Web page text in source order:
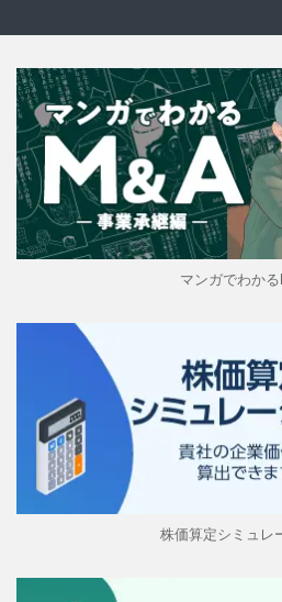
マンガでわか
株価算定シミュレ